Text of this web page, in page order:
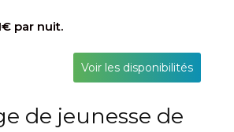
par nuit.
Voir les disponibilités
de jeunesse de